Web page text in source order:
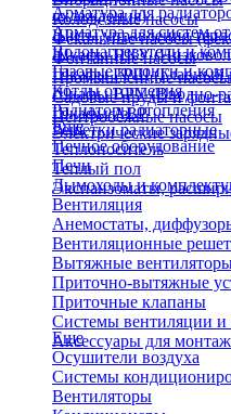
Колодезные насосы
Фекальные насосы
Фонтанные насосы
Промышленные насосы
Садовые пруды и
Центробежные насосы
охлаждения)
Щиты управления
Шкафы НКУ
Шкафы ГРЩ (Главный
Шкафы ВРУ (Вводно-
Шкафы АВР
Электрические
Арматура для
Арматура для систем
Водонагреватели и
Газовые колонки и
Котлы отопления
Радиаторы отопления
Решетки радиаторные
Теплоноситель
Теплый пол
Экспанзоматы,
Еще
Печное оборудование
Печи
Дымоходы и
Вентиляция
Анемостаты,
Вентиляционные
Вытяжные
Приточно-вытяжные
Приточные клапаны
Системы вентиляции
Аксессуары для
Еще
Осушители воздуха
Системы
Вентиляторы